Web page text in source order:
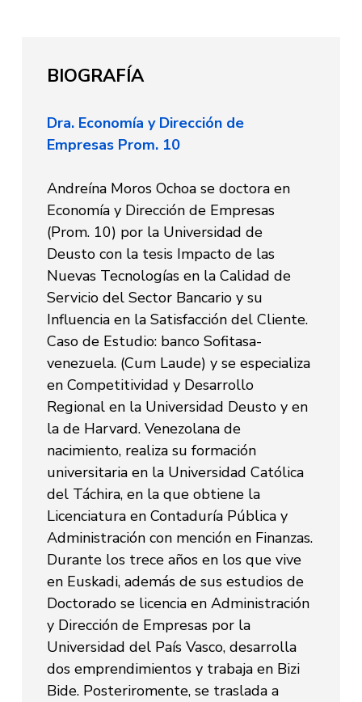
BIOGRAFÍA
Dra. Economía y Dirección de
Empresas Prom. 10
Andreína Moros Ochoa se doctora en
Economía y Dirección de Empresas
(Prom. 10) por la Universidad de
Deusto con la tesis Impacto de las
Nuevas Tecnologías en la Calidad de
Servicio del Sector Bancario y su
Influencia en la Satisfacción del Cliente.
Caso de Estudio: banco Sofitasa-
venezuela. (Cum Laude) y se especializa
en Competitividad y Desarrollo
Regional en la Universidad Deusto y en
la de Harvard. Venezolana de
nacimiento, realiza su formación
universitaria en la Universidad Católica
del Táchira, en la que obtiene la
Licenciatura en Contaduría Pública y
Administración con mención en Finanzas.
Durante los trece años en los que vive
en Euskadi, además de sus estudios de
Doctorado se licencia en Administración
y Dirección de Empresas por la
Universidad del País Vasco, desarrolla
dos emprendimientos y trabaja en Bizi
Bide. Posteriromente, se traslada a